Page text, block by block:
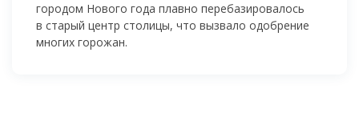
городом Нового года плавно перебазировалось
в старый центр столицы, что вызвало одобрение
многих горожан.